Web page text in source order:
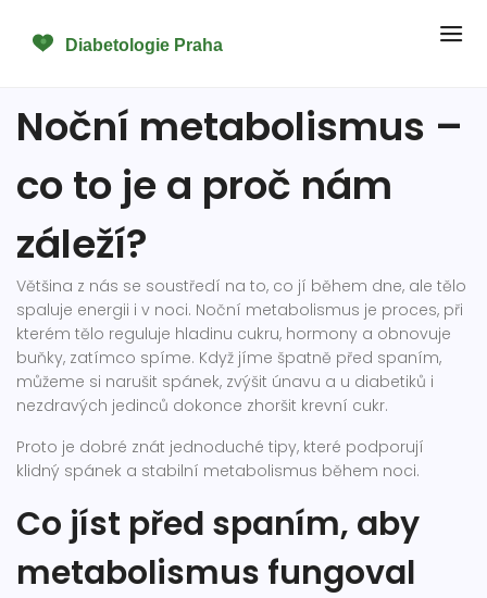
Noční metabolismus –
co to je a proč nám
záleží?
Většina z nás se soustředí na to, co jí během dne, ale tělo
spaluje energii i v noci. Noční metabolismus je proces, při
kterém tělo reguluje hladinu cukru, hormony a obnovuje
buňky, zatímco spíme. Když jíme špatně před spaním,
můžeme si narušit spánek, zvýšit únavu a u diabetiků i
nezdravých jedinců dokonce zhoršit krevní cukr.
Proto je dobré znát jednoduché tipy, které podporují
klidný spánek a stabilní metabolismus během noci.
Co jíst před spaním, aby
metabolismus fungoval